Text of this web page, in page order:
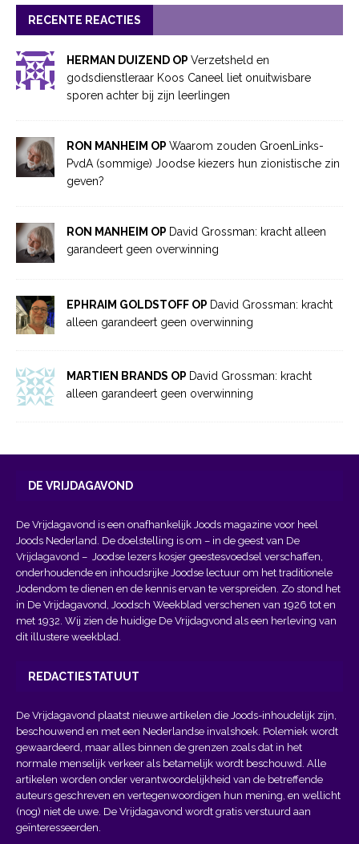
RECENTE REACTIES
HERMAN DUIZEND OP Verzetsheld en
godsdienstleraar Koos Caneel liet onuitwisbare
sporen achter bij zijn leerlingen
RON MANHEIM OP Waarom zouden GroenLinks-
PvdA (sommige) Joodse kiezers hun zionistische zin
geven?
RON MANHEIM OP David Grossman: kracht alleen
garandeert geen overwinning
EPHRAIM GOLDSTOFF OP David Grossman: kracht
alleen garandeert geen overwinning
MARTIEN BRANDS OP David Grossman: kracht
alleen garandeert geen overwinning
DE VRIJDAGAVOND
De Vrijdagavond is een onafhankelijk Joods magazine voor heel
Joods Nederland. De doelstelling is om – in de geest van De
Vrijdagavond – Joodse lezers kosjer geestesvoedsel verschaffen,
onderhoudende en inhoudsrijke Joodse lectuur om het traditionele
Jodendom te dienen en de kennis ervan te verspreiden. Zo stond het
in De Vrijdagavond, Joodsch Weekblad verschenen van 1926 tot en
met 1932. Wij zien de huidige De Vrijdagvond als een herleving van
dit illustere weekblad.
REDACTIESTATUUT
De Vrijdagavond plaatst nieuwe artikelen die Joods-inhoudelijk zijn,
beschouwend en met een Nederlandse invalshoek. Polemiek wordt
gewaardeerd, maar alles binnen de grenzen zoals dat in het
normale menselijk verkeer als betamelijk wordt beschouwd. Alle
artikelen worden onder verantwoordelijkheid van de betreffende
auteurs geschreven en vertegenwoordigen hun mening, en wellicht
(nog) niet de uwe. De Vrijdagavond wordt gratis verstuurd aan
geïnteresseerden.